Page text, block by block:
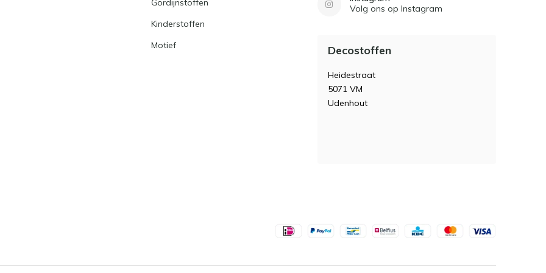
Gordijnstoffen
Kinderstoffen
Motief
Volg ons op Instagram
Decostoffen
Heidestraat
5071 VM
Udenhout